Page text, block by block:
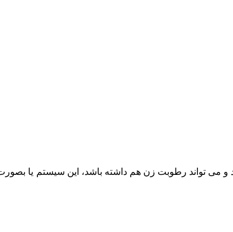
می تواند رطوبت زن هم داشته باشد، این سیستم یا